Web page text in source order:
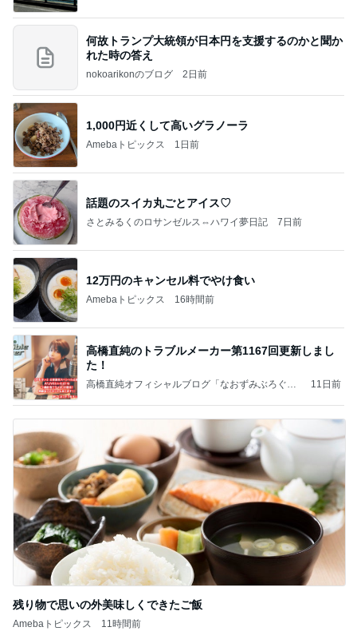
何故トランプ大統領が日本円を支援するのかと聞か
れた時の答え
nokoarikonのブログ 2日前
1,000円近くして高いグラノーラ
Amebaトピックス 1日前
話題のスイカ丸ごとアイス♡
さとみるくのロサンゼルス⇔ハワイ夢日記 7日前
12万円のキャンセル料でやけ食い
Amebaトピックス 16時間前
高橋直純のトラブルメーカー第1167回更新しまし
た！
高橋直純オフィシャルブログ「なおずみぶろぐ」
11日前
残り物で思いの外美味しくできたご飯
Amebaトピックス 11時間前